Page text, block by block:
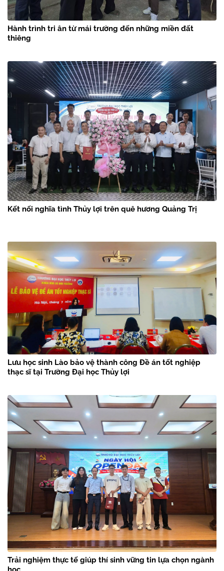
Hành trình tri ân từ mái trường đến những miền đất
thiêng
Kết nối nghĩa tình Thủy lợi trên quê hương Quảng Trị
Lưu học sinh Lào bảo vệ thành công Đề án tốt nghiệp
thạc sĩ tại Trường Đại học Thủy lợi
Trải nghiệm thực tế giúp thí sinh vững tin lựa chọn ngành